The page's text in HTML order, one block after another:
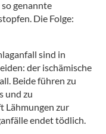
genannte
Die Folge:
sind in
der ischämische
Beide führen zu
und zu
Lähmungen zur
endet tödlich.